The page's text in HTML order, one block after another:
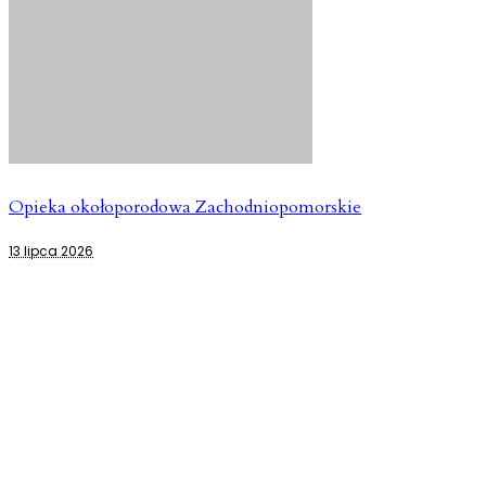
Opieka okołoporodowa Zachodniopomorskie
13 lipca 2026